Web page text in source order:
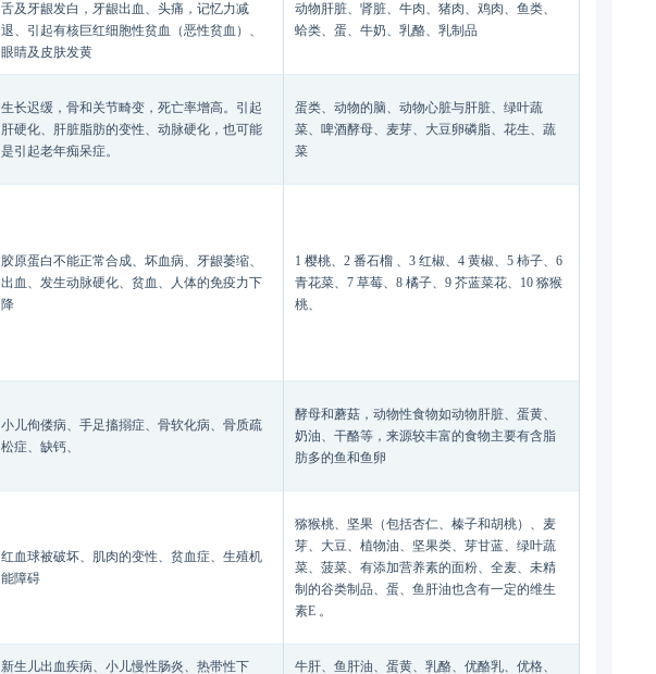
舌及牙龈发白，牙龈出血、头痛，记忆力减
退、引起有核巨红细胞性贫血（恶性贫血）、
眼睛及皮肤发黄
动物肝脏、肾脏、牛肉、猪肉、鸡肉、鱼类、
蛤类、蛋、牛奶、乳酪、乳制品
生长迟缓，骨和关节畸变，死亡率增高。引起
肝硬化、肝脏脂肪的变性、动脉硬化，也可能
是引起老年痴呆症。
蛋类、动物的脑、动物心脏与肝脏、绿叶蔬
菜、啤酒酵母、麦芽、大豆卵磷脂、花生、蔬
菜
胶原蛋白不能正常合成、坏血病、牙龈萎缩、
出血、发生动脉硬化、贫血、人体的免疫力下
降
1 樱桃、2 番石榴 、3 红椒、4 黄椒、5 柿子、6
青花菜、7 草莓、8 橘子、9 芥蓝菜花、10 猕猴
桃、
小儿佝偻病、手足搐搦症、骨软化病、骨质疏
松症、缺钙、
酵母和蘑菇，动物性食物如动物肝脏、蛋黄、
奶油、干酪等，来源较丰富的食物主要有含脂
肪多的鱼和鱼卵
红血球被破坏、肌肉的变性、贫血症、生殖机
能障碍
猕猴桃、坚果（包括杏仁、榛子和胡桃）、麦
芽、大豆、植物油、坚果类、芽甘蓝、绿叶蔬
菜、菠菜、有添加营养素的面粉、全麦、未精
制的谷类制品、蛋、鱼肝油也含有一定的维生
素E 。
新生儿出血疾病、小儿慢性肠炎、热带性下
牛肝、鱼肝油、蛋黄、乳酪、优酪乳、优格、